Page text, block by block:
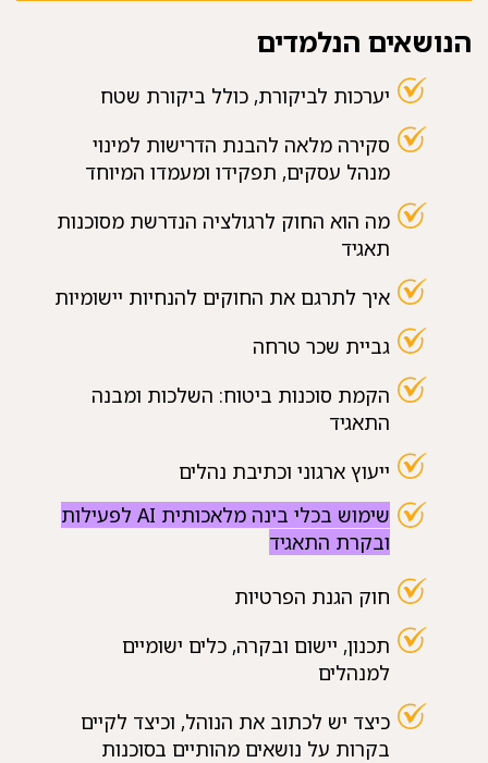
הנושאים הנלמדים
יערכות לביקורת, כולל ביקורת שטח
סקירה מלאה להבנת הדרישות למינוי
מנהל עסקים, תפקידו ומעמדו המיוחד
מה הוא החוק לרגולציה הנדרשת מסוכנות
תאגיד
איך לתרגם את החוקים להנחיות יישומיות
גביית שכר טרחה
הקמת סוכנות ביטוח: השלכות ומבנה
התאגיד
ייעוץ ארגוני וכתיבת נהלים
שימוש בכלי בינה מלאכותית AI לפעילות
ובקרת התאגיד
חוק הגנת הפרטיות
תכנון, יישום ובקרה, כלים ישומיים
למנהלים
כיצד יש לכתוב את הנוהל, וכיצד לקיים
בקרות על נושאים מהותיים בסוכנות